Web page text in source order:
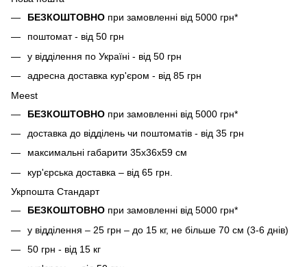
БЕЗКОШТОВНО при замовленні від 5000 грн*
поштомат - від 50 грн
у відділення по Україні - від 50 грн
адресна доставка кур'єром - від 85 грн
Meest
БЕЗКОШТОВНО при замовленні від 5000 грн*
доставка до відділень чи поштоматів - від 35 грн
максимальні габарити 35x36x59 см
кур'єрська доставка – від 65 грн.
Укрпошта Стандарт
БЕЗКОШТОВНО при замовленні від 5000 грн*
у відділення – 25 грн – до 15 кг, не більше 70 см (3-6 днів)
50 грн - від 15 кг